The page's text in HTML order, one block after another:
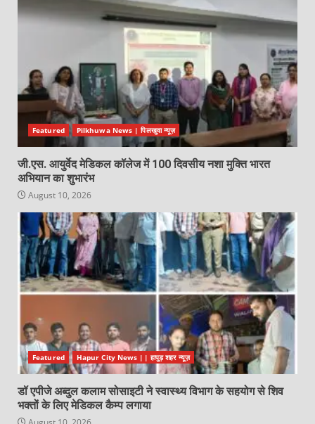
Featured Pilkhuwa News | पिलखुवा न्यूज़
जी.एस. आयुर्वेद मेडिकल कॉलेज में 100 दिवसीय नशा मुक्ति भारत
अभियान का शुभारंभ
August 10, 2026
Featured Hapur City News || हापुड़ शहर न्यूज़
डॉ एपीजे अब्दुल कलाम सोसाइटी ने स्वास्थ्य विभाग के सहयोग से शिव
भक्तों के लिए मेडिकल कैम्प लगाया